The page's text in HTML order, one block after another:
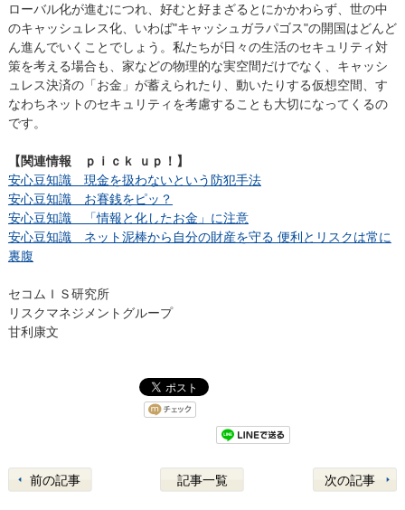
ローバル化が進むにつれ、好むと好まざるとにかかわらず、世の中
のキャッシュレス化、いわば"キャッシュガラパゴス"の開国はどんど
ん進んでいくことでしょう。私たちが日々の生活のセキュリティ対
策を考える場合も、家などの物理的な実空間だけでなく、キャッシ
ュレス決済の「お金」が蓄えられたり、動いたりする仮想空間、す
なわちネットのセキュリティを考慮することも大切になってくるの
です。
【関連情報 ｐｉｃｋ ｕｐ！】
安心豆知識 現金を扱わないという防犯手法
安心豆知識 お賽銭をピッ？
安心豆知識 「情報と化したお金」に注意
安心豆知識 ネット泥棒から自分の財産を守る 便利とリスクは常に
裏腹
セコムＩＳ研究所
リスクマネジメントグループ
甘利康文
前の記事 記事一覧 次の記事